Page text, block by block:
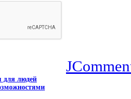
для людей